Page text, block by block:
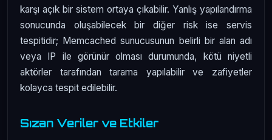
karşı açık bir sistem ortaya çıkabilir. Yanlış yapılandırma
sonucunda oluşabilecek bir diğer risk ise servis
tespitidir; Memcached sunucusunun belirli bir alan adı
veya IP ile görünür olması durumunda, kötü niyetli
aktörler tarafından tarama yapılabilir ve zafiyetler
kolayca tespit edilebilir.
Sızan Veriler ve Etkiler